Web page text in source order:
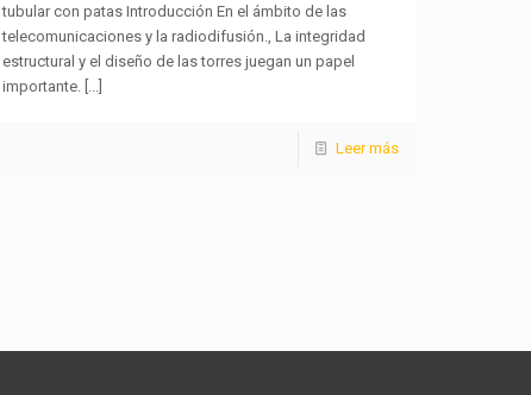
tubular con patas Introducción En el ámbito de las
telecomunicaciones y la radiodifusión., La integridad
estructural y el diseño de las torres juegan un papel
importante.
Leer más